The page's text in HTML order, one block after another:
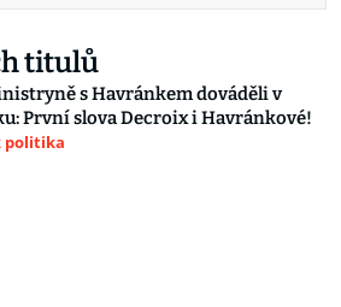
titulů
s Havránkem dováděli v
První slova Decroix i Havránkové!
politika